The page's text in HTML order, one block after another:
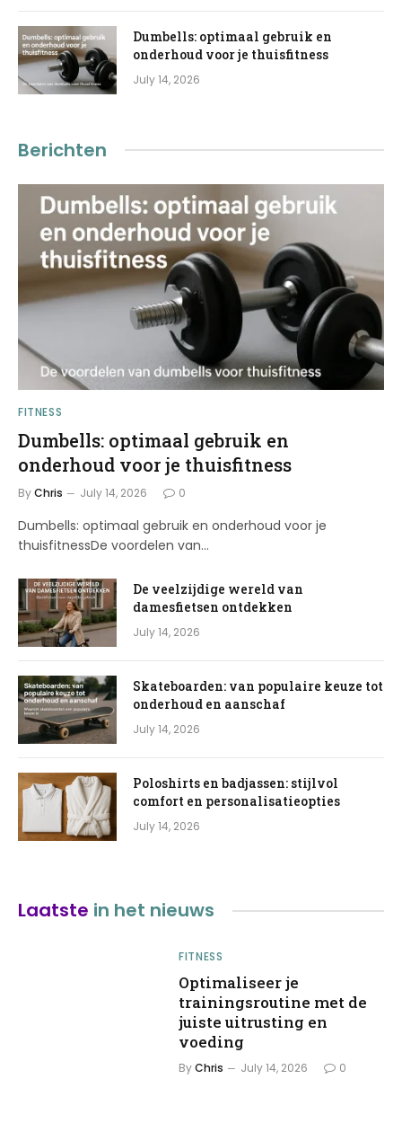
Dumbells: optimaal gebruik en
onderhoud voor je thuisfitness
July 14, 2026
Berichten
FITNESS
Dumbells: optimaal gebruik en
onderhoud voor je thuisfitness
ByChris July 14, 2026 0
Dumbells: optimaal gebruik en onderhoud voor je
thuisfitnessDe voordelen van…
De veelzijdige wereld van
damesfietsen ontdekken
July 14, 2026
Skateboarden: van populaire keuze tot
onderhoud en aanschaf
July 14, 2026
Poloshirts en badjassen: stijlvol
comfort en personalisatieopties
July 14, 2026
Laatste in het nieuws
FITNESS
Optimaliseer je
trainingsroutine met de
juiste uitrusting en
voeding
ByChris July 14, 2026 0